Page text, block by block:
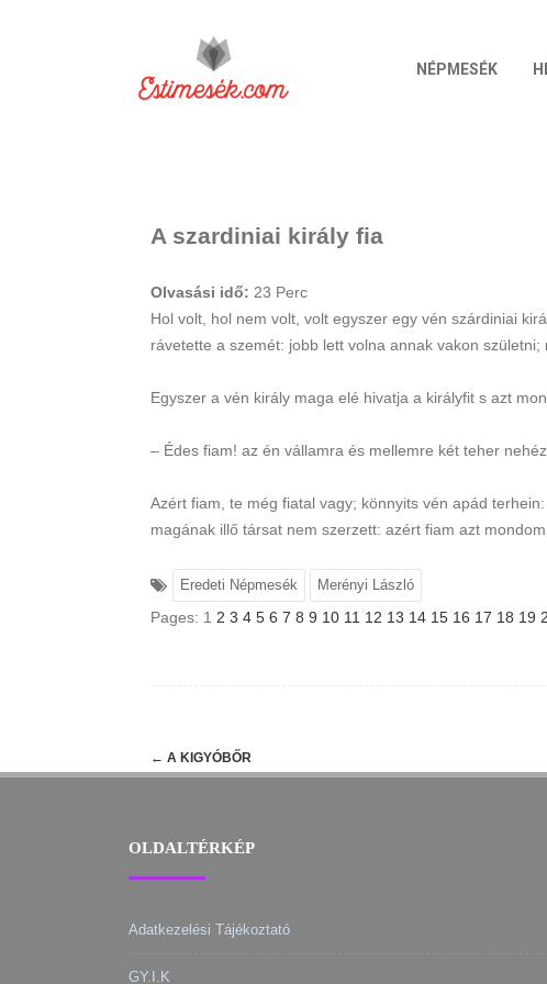
NÉPMESÉK
A szardiniai király fia
Olvasási idő: 23 Perc
Hol volt, hol nem volt, volt egyszer egy vén szárdiniai
rávetette a szemét: jobb lett volna annak vakon
Egyszer a vén király maga elé hivatja a királyfit s azt
– Édes fiam! az én vállamra és mellemre két teher
Azért fiam, te még fiatal vagy; könnyits vén apád
magának illő társat nem szerzett: azért fiam azt
Eredeti Népmesék Merényi László
Pages: 1 2 3 4 5 6 7 8 9 10 11 12 13 14 15 16 17 18 19
Post
← A KIGYÓBŐR
OLDALTÉRKÉP
Adatkezelési Tájékoztató
GY.I.K